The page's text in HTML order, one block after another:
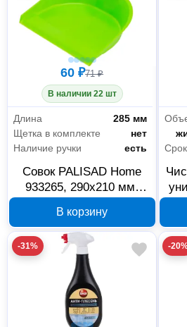
60 ₽71 ₽
В наличии 22 шт
Длина
285 мм
Щетка в комплекте
нет
Наличие ручки
есть
Совок PALISAD Home
933265, 290х210 мм,
В корзину
-31% -